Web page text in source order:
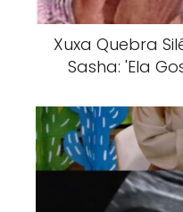
Xuxa Quebra
Sasha: 'Ela